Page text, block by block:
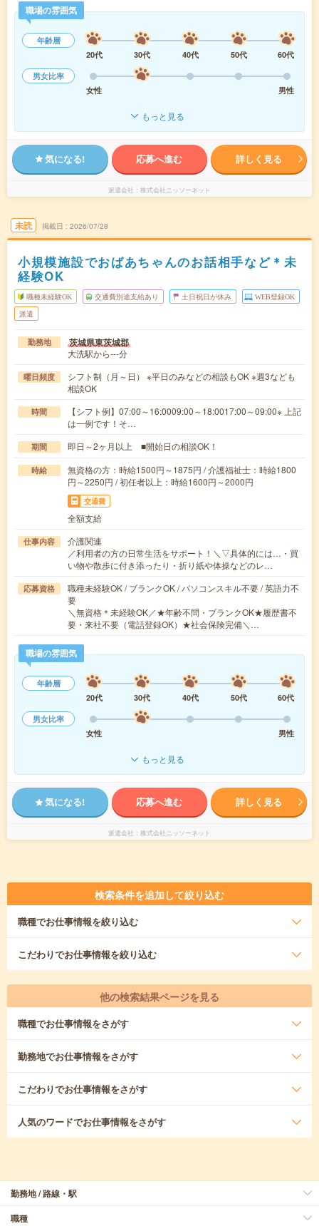
職場の雰囲気
年齢層
20代
30代 40代 50代
60代
男女比率
女性
男性
もっと見る
気になる! 応募へ進む 詳しく見る
派遣会社 株式会社ニッソーネット
未読 掲載日 2026/07/28
小規模施設でおばあちゃんのお話相手など＊未
経験OK
職種未経験OK 交通費別途支給あり 土日祝日が休み WEB登録OK
派遣
勤務地 茨城県東茨城郡
大洗駅から---分
曜日頻度
シフト制（月～日） ※平日のみなどの相談もOK ※週3なども
相談OK
時間
【シフト例】07:00～16:0009:00～18:0017:00～09:00※ 上記
は一例です！そ…
期間 即日～2ヶ月以上 ■開始日の相談OK！
時給
無資格の方：時給1500円～1875円 / 介護福祉士：時給1800
円～2250円 / 初任者以上：時給1600円～2000円
交通費
全額支給
仕事内容
介護関連
／利用者の方の日常生活をサポート！＼▽具体的には…・買
い物や散歩に付き添ったり・折り紙や体操などのレ…
応募資格
職種未経験OK / ブランクOK / パソコンスキル不要 / 英語力不
要
＼無資格＊未経験OK／★年齢不問・ブランクOK★履歴書不
要・来社不要（電話登録OK）★社会保険完備＼…
職場の雰囲気
年齢層
20代
30代 40代 50代
60代
男女比率
女性
男性
もっと見る
気になる! 応募へ進む 詳しく見る
派遣会社 株式会社ニッソーネット
検索条件を追加して絞り込む
職種でお仕事情報を絞り込む
こだわりでお仕事情報を絞り込む
他の検索結果ページを見る
職種でお仕事情報をさがす
勤務地でお仕事情報をさがす
こだわりでお仕事情報をさがす
人気のワードでお仕事情報をさがす
勤務地 / 路線・駅
職種